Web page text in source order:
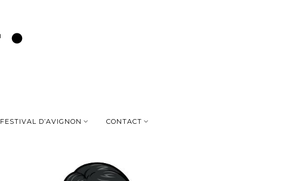
FESTIVAL D’AVIGNON CONTACT